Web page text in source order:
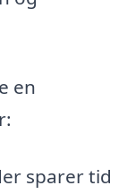
en
sparer tid